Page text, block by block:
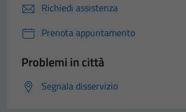
Richiedi assistenza
Prenota appuntamento
Problemi in città
Segnala disservizio